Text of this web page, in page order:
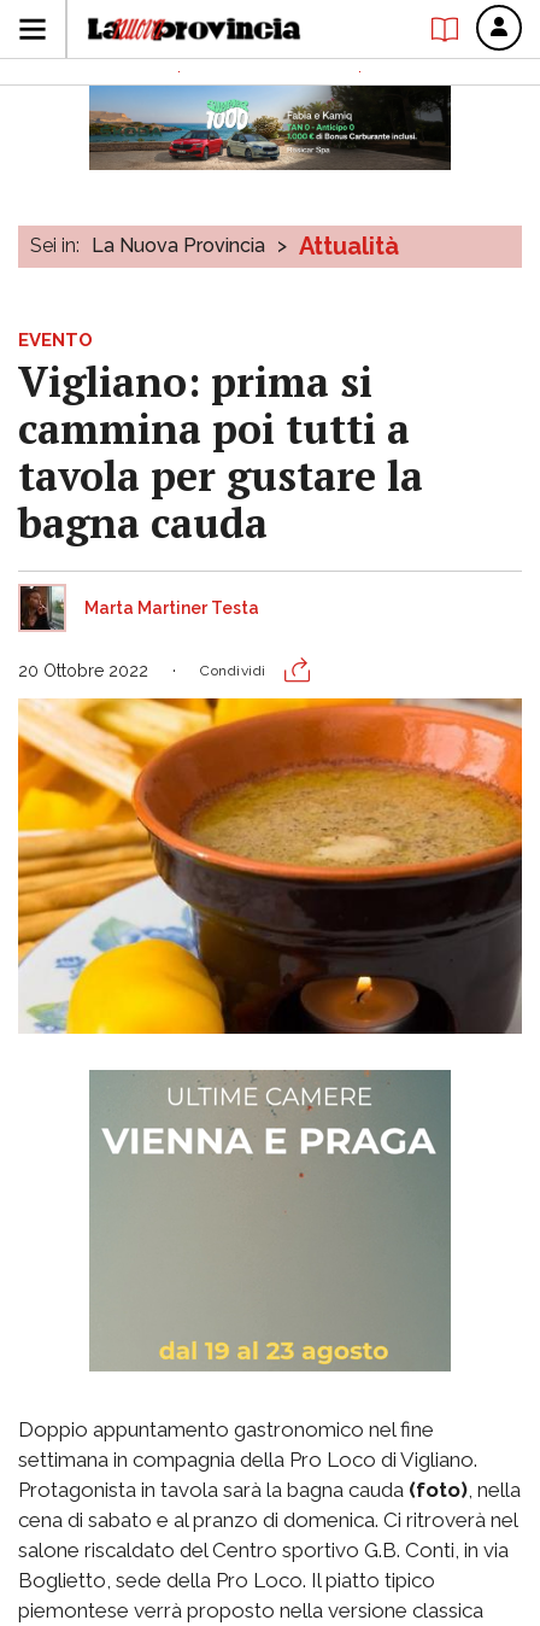
Sei in: La Nuova Provincia > Attualità
EVENTO
Vigliano: prima si
cammina poi tutti a
tavola per gustare la
bagna cauda
Marta Martiner Testa
20 Ottobre 2022 Condividi
Doppio appuntamento gastronomico nel fine
settimana in compagnia della Pro Loco di Vigliano.
Protagonista in tavola sarà la bagna cauda (foto) , nella
cena di sabato e al pranzo di domenica. Ci ritroverà nel
salone riscaldato del Centro sportivo G.B. Conti, in via
Boglietto, sede della Pro Loco. Il piatto tipico
piemontese verrà proposto nella versione classica